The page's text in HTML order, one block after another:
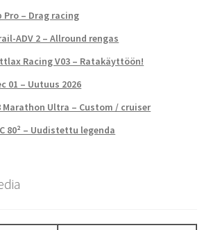
Pro – Drag racing
ADV 2 – Allround rengas
Racing V03 – Ratakäyttöön!
01 – Uutuus 2026
Marathon Ultra – Custom / cruiser
80² – Uudistettu legenda